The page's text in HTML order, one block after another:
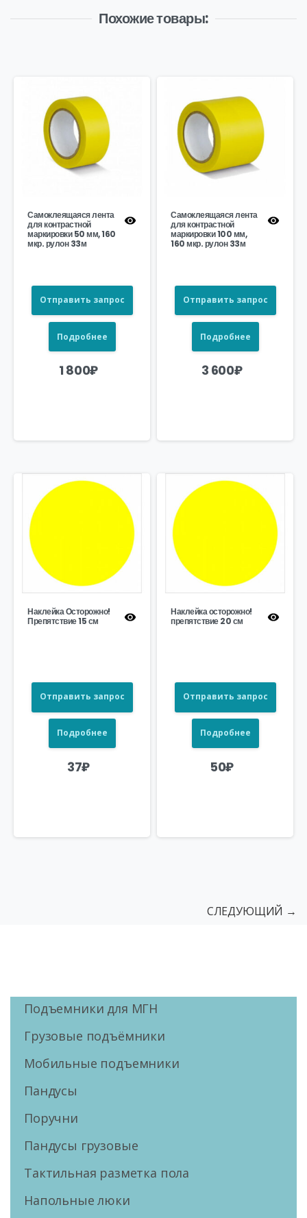
Похожие товары:
Самоклеящаяся лента
для контрастной
маркировки 50 мм, 160
мкр. рулон 33м
Отправить запрос
Подробнее
1 800₽
Самоклеящаяся лента
для контрастной
маркировки 100 мм,
160 мкр. рулон 33м
Отправить запрос
Подробнее
3 600₽
Наклейка Осторожно!
Препятствие 15 см
Отправить запрос
Подробнее
37₽
Наклейка осторожно!
препятствие 20 см
Отправить запрос
Подробнее
50₽
СЛЕДУЮЩИЙ →
Подъемники для МГН
Грузовые подъёмники
Мобильные подъемники
Пандусы
Поручни
Пандусы грузовые
Тактильная разметка пола
Напольные люки